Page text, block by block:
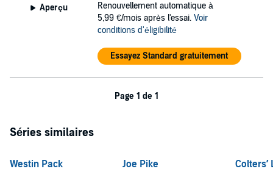
Aperçu
Renouvellement automatique à
5,99 €/mois après l'essai. Voir
conditions d'éligibilité
Essayez Standard gratuitement
Page 1 de 1
Séries similaires
Westin Pack
Joe Pike
Colters’